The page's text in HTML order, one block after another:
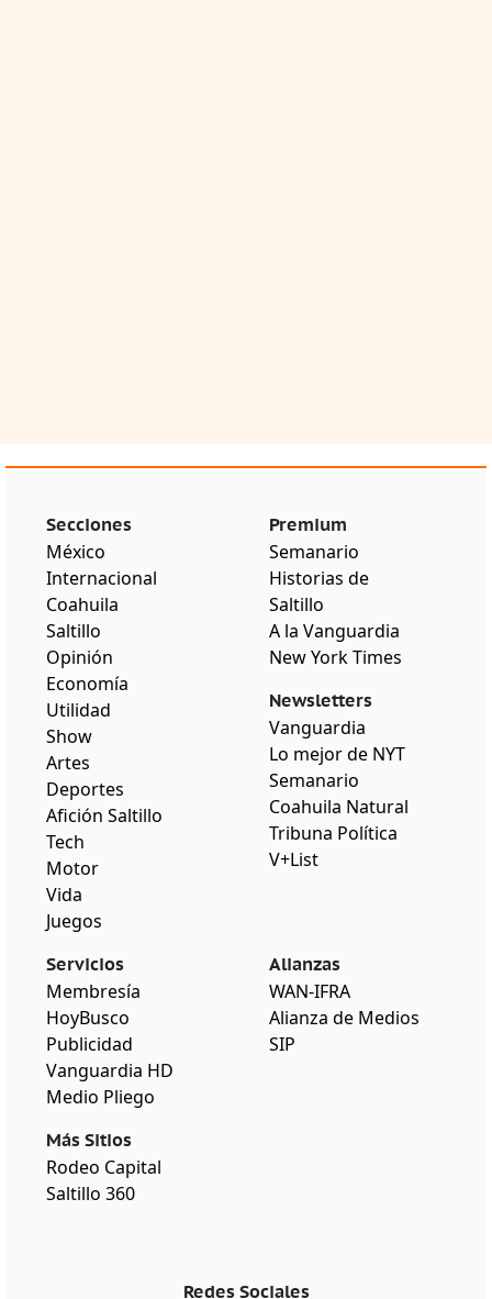
Secciones
México
Internacional
Coahuila
Saltillo
Opinión
Economía
Utilidad
Show
Artes
Deportes
Afición Saltillo
Tech
Motor
Vida
Juegos
Premium
Semanario
Historias de
Saltillo
A la Vanguardia
New York Times
Newsletters
Vanguardia
Lo mejor de NYT
Semanario
Coahuila Natural
Tribuna Política
V+List
Servicios
Membresía
HoyBusco
Publicidad
Vanguardia HD
Medio Pliego
Más Sitios
Rodeo Capital
Saltillo 360
Alianzas
WAN-IFRA
Alianza de Medios
SIP
Redes Sociales